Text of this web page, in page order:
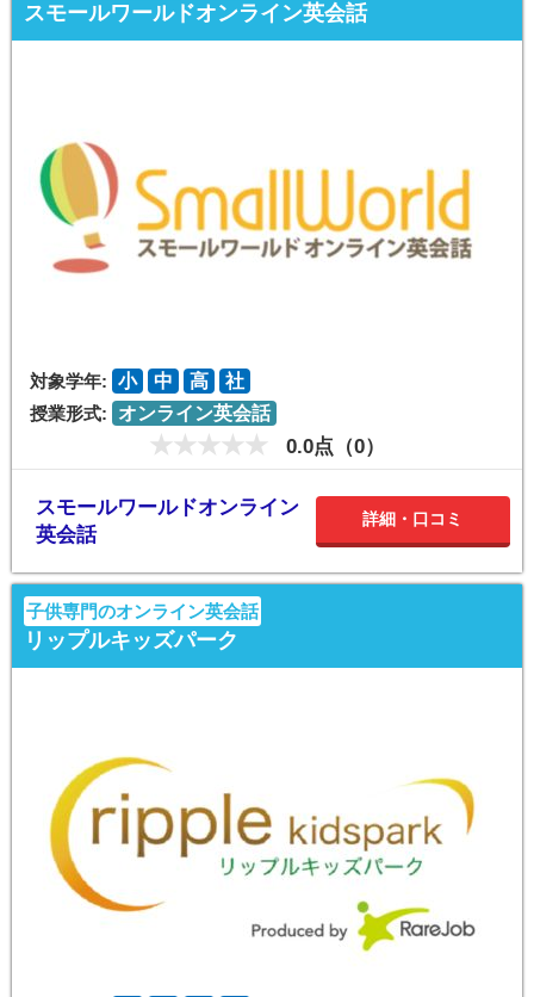
スモールワールドオンライン英会話
対象学年: 小 中 高
社
授業形式:
オンライン英会話
0.0点（0）
スモールワールドオンライン
英会話
詳細・口コミ
子供専門のオンライン英会話
リップルキッズパーク